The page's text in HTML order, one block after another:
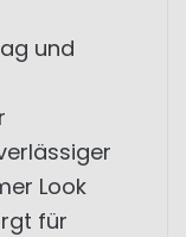
und
Look
für